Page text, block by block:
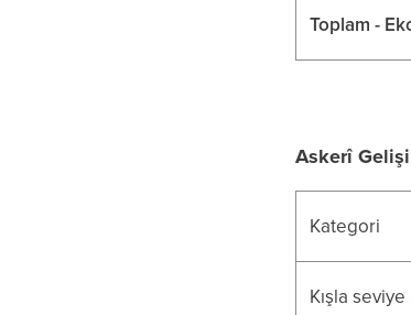
Toplam -
Askerî
Kategori
Kışla